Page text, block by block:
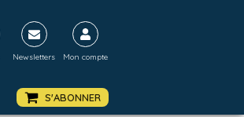
Newsletters Mon compte
S'ABONNER